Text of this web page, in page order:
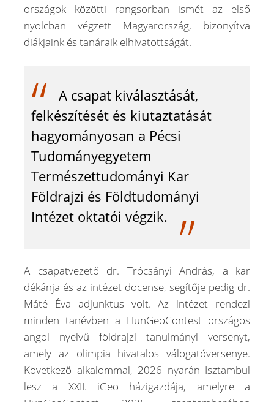
országok közötti rangsorban ismét az első
nyolcban végzett Magyarország, bizonyítva
diákjaink és tanáraik elhivatottságát.
A csapat kiválasztását,
felkészítését és kiutaztatását
hagyományosan a Pécsi
Tudományegyetem
Természettudományi Kar
Földrajzi és Földtudományi
Intézet oktatói végzik.
A csapatvezető dr. Trócsányi András, a kar
dékánja és az intézet docense, segítője pedig dr.
Máté Éva adjunktus volt. Az intézet rendezi
minden tanévben a HunGeoContest országos
angol nyelvű földrajzi tanulmányi versenyt,
amely az olimpia hivatalos válogatóversenye.
Következő alkalommal, 2026 nyarán Isztambul
lesz a XXII. iGeo házigazdája, amelyre a